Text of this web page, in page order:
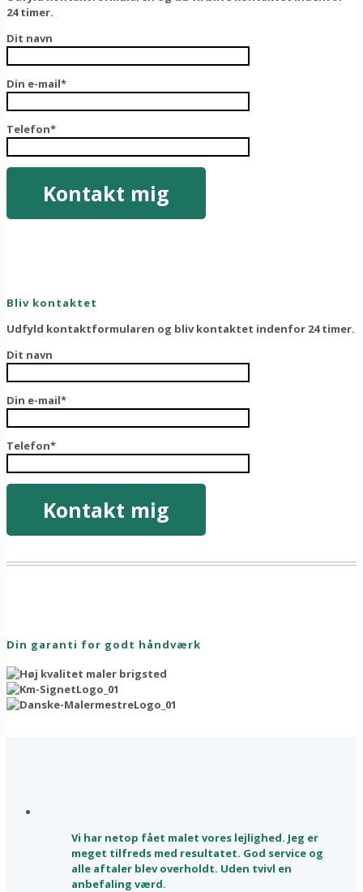
24 timer.
Dit navn
Din e-mail*
Telefon*
Bliv kontaktet
Udfyld kontaktformularen og bliv kontaktet indenfor 24 timer.
Dit navn
Din e-mail*
Telefon*
Din garanti for godt håndværk
Vi har netop fået malet vores lejlighed. Jeg er
meget tilfreds med resultatet. God service og
alle aftaler blev overholdt. Uden tvivl en
anbefaling værd.